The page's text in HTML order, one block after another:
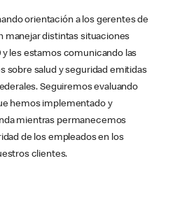
orientación a los gerentes de
manejar distintas situaciones
y les estamos comunicando las
sobre salud y seguridad emitidas
Seguiremos evaluando
hemos implementado y
mientras permanecemos
de los empleados en los
clientes.